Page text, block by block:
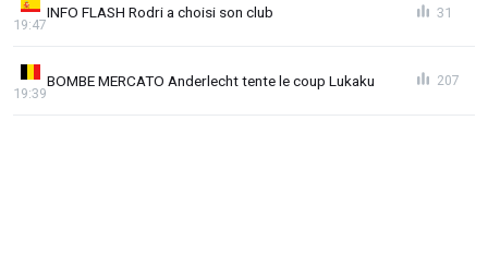
INFO FLASH Rodri a choisi son club
19:47
31
BOMBE MERCATO Anderlecht tente le coup Lukaku
19:39
207